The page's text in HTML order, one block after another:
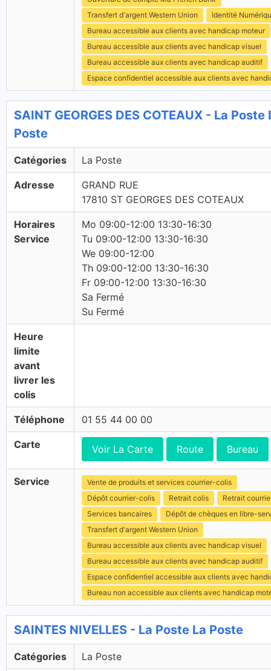
Transfert d'argent Western Union
Identité
Bureau accessible aux clients avec handicap moteur
Bureau accessible aux clients avec handicap visuel
Bureau accessible aux clients avec handicap auditif
Espace confidentiel accessible aux clients avec
SAINT GEORGES DES COTEAUX - La Poste
Poste
Catégories La Poste
Adresse
GRAND RUE
17810 ST GEORGES DES COTEAUX
Horaires
Service
Mo 09:00-12:00 13:30-16:30
Tu 09:00-12:00 13:30-16:30
We 09:00-12:00
Th 09:00-12:00 13:30-16:30
Fr 09:00-12:00 13:30-16:30
Sa Fermé
Su Fermé
Heure
limite
avant
livrer les
colis
Téléphone 01 55 44 00 00
Carte Voir La Carte Route Bureau
Service
Vente de produits et services courrier-colis
Dépôt courrier-colis
Retrait colis
Retrait
Services bancaires
Dépôt de chèques en libre-
Transfert d'argent Western Union
Bureau accessible aux clients avec handicap visuel
Bureau accessible aux clients avec handicap auditif
Espace confidentiel accessible aux clients avec
Bureau non accessible aux clients avec handicap
SAINTES NIVELLES - La Poste La Poste
Catégories La Poste